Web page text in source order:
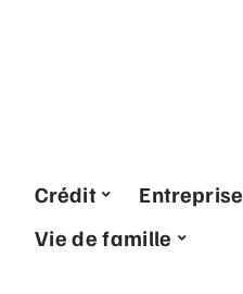
Crédit Entreprise
Vie de famille